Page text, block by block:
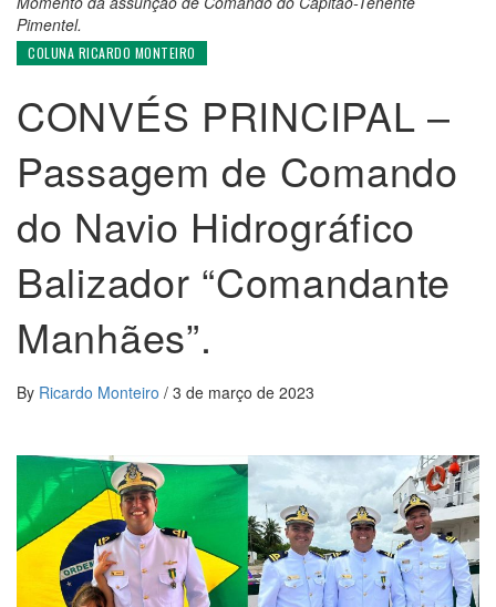
Pimentel.
COLUNA RICARDO MONTEIRO
CONVÉS PRINCIPAL –
Passagem de Comando
do Navio Hidrográfico
Balizador “Comandante
Manhães”.
By Ricardo Monteiro / 3 de março de 2023